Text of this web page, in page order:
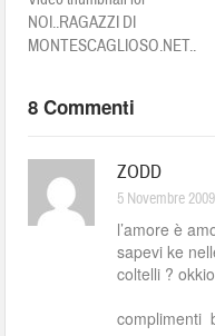
NOI..RAGAZZI DI
MONTESCAGLIOSO.NET..
8 Commenti
ZODD
5 Novembre
l’amore è
sapevi ke
coltelli ?
complimenti